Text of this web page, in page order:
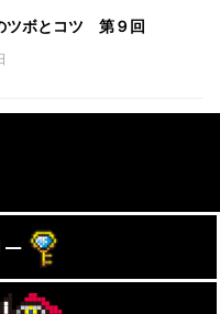
ツボとコツ 第９回